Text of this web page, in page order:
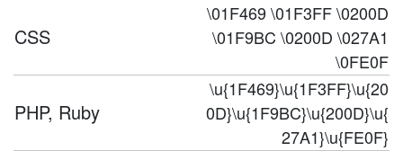
CSS
\01F469 \01F3FF \0200D
\01F9BC \0200D \027A1
\0FE0F
PHP, Ruby
\u{1F469}\u{1F3FF}\u{20
0D}\u{1F9BC}\u{200D}\u{
27A1}\u{FE0F}